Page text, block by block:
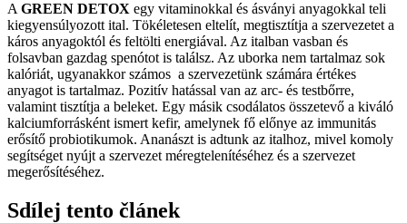
A GREEN DETOX egy vitaminokkal és ásványi anyagokkal teli
kiegyensúlyozott ital. Tökéletesen eltelít, megtisztítja a szervezetet a
káros anyagoktól és feltölti energiával. Az italban vasban és
folsavban gazdag spenótot is találsz. Az uborka nem tartalmaz sok
kalóriát, ugyanakkor számos a szervezetünk számára értékes
anyagot is tartalmaz. Pozitív hatással van az arc- és testbőrre,
valamint tisztítja a beleket. Egy másik csodálatos összetevő a kiváló
kalciumforrásként ismert kefir, amelynek fő előnye az immunitás
erősítő probiotikumok. Ananászt is adtunk az italhoz, mivel komoly
segítséget nyújt a szervezet méregtelenítéséhez és a szervezet
megerősítéséhez.
Sdílej tento článek